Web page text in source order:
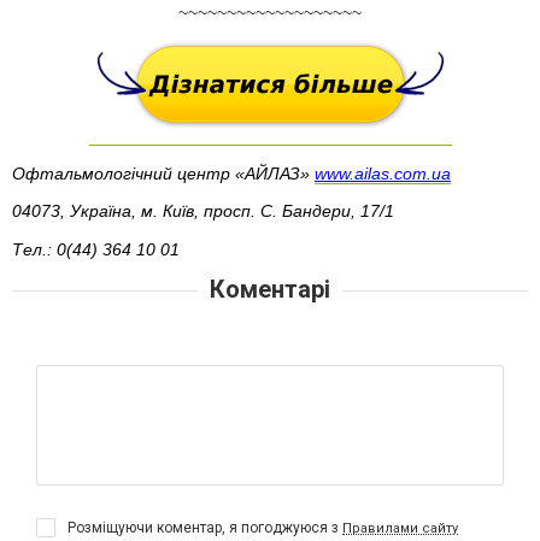
~~~~~~~~~~~~~~~~~~~
Офтальмологічний центр «АЙЛАЗ» www.ailas.com.ua
04073, Україна, м. Київ, просп. С. Бандери, 17/1
Тел.: 0(44) 364 10 01
Коментарі
Розміщуючи коментар, я погоджуюся з Правилами сайту